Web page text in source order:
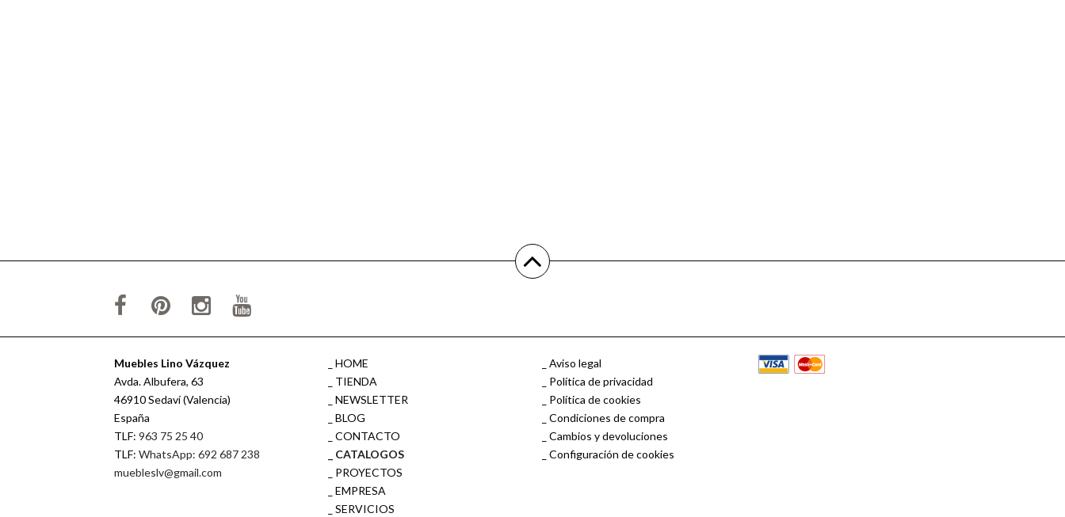
Muebles Lino Vázquez
Avda. Albufera, 63
46910 Sedaví (Valencia)
España
TLF:963 75 25 40
TLF:WhatsApp: 692 687 238
muebleslv@gmail.com
HOME
TIENDA
NEWSLETTER
BLOG
CONTACTO
CATALOGOS
PROYECTOS
EMPRESA
SERVICIOS
Aviso legal
Política de privacidad
Política de cookies
Condiciones de compra
Cambios y devoluciones
Configuración de cookies